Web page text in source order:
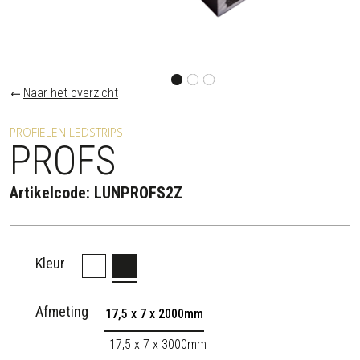
Naar het overzicht
PROFIELEN LEDSTRIPS
PROFS
Artikelcode: LUNPROFS2Z
Kleur
Afmeting
17,5 x 7 x 2000mm
17,5 x 7 x 3000mm